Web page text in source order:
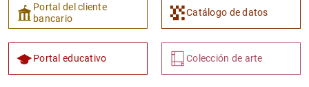
1 2
Portal del cliente
bancario
Catálogo de datos
Portal educativo Colección de arte